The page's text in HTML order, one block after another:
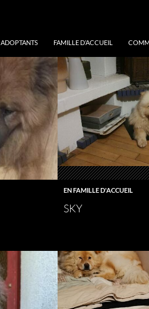
ADOPTANTS FAMILLE D’ACCUEIL
EN FAMILLE D'ACCUEIL
SKY